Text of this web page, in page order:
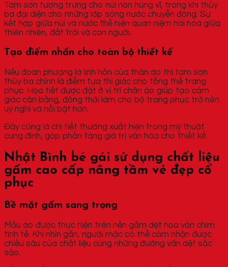
Tam sơn tượng trưng cho núi non hùng vĩ, trong khi thủy
ba đại diện cho những lớp sóng nước chuyển động. Sự
kết hợp giữa núi và nước thể hiện quan niệm hài hòa giữa
thiên nhiên, đất trời và con người.
Tạo điểm nhấn cho toàn bộ thiết kế
Nếu đoàn phượng là linh hồn của thân áo thì tam sơn
thủy ba chính là điểm tựa thị giác cho tổng thể trang
phục. Họa tiết được đặt ở vị trí chân áo giúp tạo cảm
giác cân bằng, đồng thời làm cho bộ trang phục trở nên
uy nghi và nổi bật hơn.
Đây cũng là chi tiết thường xuất hiện trong mỹ thuật
cung đình, góp phần tăng giá trị văn hóa cho thiết kế.
Nhật Bình bé gái sử dụng chất liệu
gấm cao cấp nâng tầm vẻ đẹp cổ
phục
Bề mặt gấm sang trọng
Mẫu áo được thực hiện trên nền gấm dệt hoa văn chìm
tinh tế. Khi nhìn gần, người mặc có thể cảm nhận được
chiều sâu của chất liệu cùng những đường vân dệt sắc
sảo.